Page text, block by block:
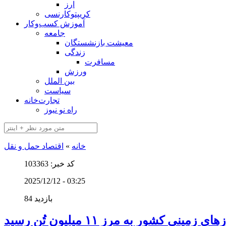
ارز
کریپتوکارنسی
آموزش کسب‌وکار
جامعه
معیشت بازنشستگان
زندگی
مسافرت
ورزش
بین الملل
سیاست
تجارت‌خانه
راه نو نیوز
خانه » اقتصاد حمل و نقل
کد خبر: 103363
2025/12/12 - 03:25
84 بازدید
کشور به مرز ۱۱ میلیون تُن رسید